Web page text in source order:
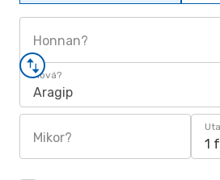
Honnan?
Hová?
Aragip
Mikor? 1